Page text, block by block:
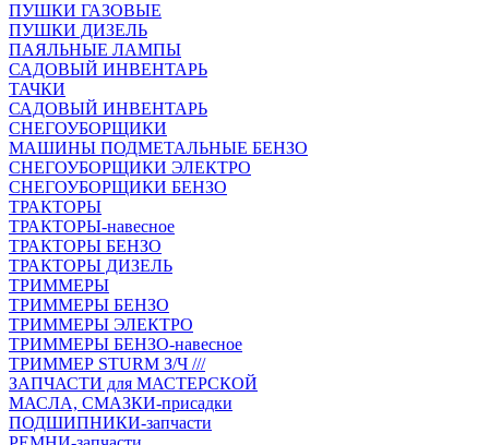
ПУШКИ ГАЗОВЫЕ
ПУШКИ ДИЗЕЛЬ
ПАЯЛЬНЫЕ ЛАМПЫ
САДОВЫЙ ИНВЕНТАРЬ
ТАЧКИ
САДОВЫЙ ИНВЕНТАРЬ
СНЕГОУБОРЩИКИ
МАШИНЫ ПОДМЕТАЛЬНЫЕ БЕНЗО
СНЕГОУБОРЩИКИ ЭЛЕКТРО
СНЕГОУБОРЩИКИ БЕНЗО
ТРАКТОРЫ
ТРАКТОРЫ-навесное
ТРАКТОРЫ БЕНЗО
ТРАКТОРЫ ДИЗЕЛЬ
ТРИММЕРЫ
ТРИММЕРЫ БЕНЗО
ТРИММЕРЫ ЭЛЕКТРО
ТРИММЕРЫ БЕНЗО-навесное
ТРИММЕР STURM З/Ч ///
ЗАПЧАСТИ для МАСТЕРСКОЙ
МАСЛА, СМАЗКИ-присадки
ПОДШИПНИКИ-запчасти